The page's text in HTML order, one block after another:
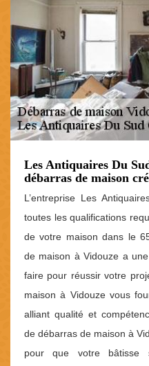
Les Antiquaires Du
débarras de maison
L’entreprise Les
toutes les qualifications
de votre maison dans le
de maison à Vidouze a
faire pour réussir votre
maison à Vidouze vous
alliant qualité et
de débarras de maison à
pour que votre bâtisse